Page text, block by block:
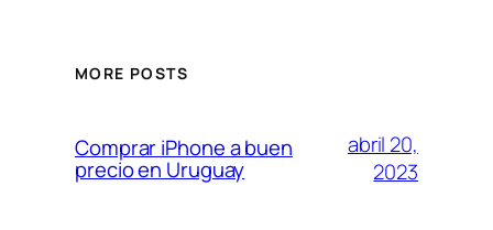
MORE POSTS
Comprar iPhone a buen
precio en Uruguay
abril 20,
2023